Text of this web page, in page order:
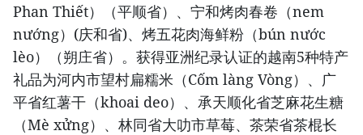
Phan Thiết）（平顺省）、宁和烤肉春卷（nem
nướng）(庆和省)、烤五花肉海鲜粉（bún nước
lèo）（朔庄省）。获得亚洲纪录认证的越南5种特产
礼品为河内市望村扁糯米（Cốm làng Vòng）、广
平省红薯干（khoai deo）、承天顺化省芝麻花生糖
（Mè xửng）、林同省大叻市草莓、茶荣省茶棍长